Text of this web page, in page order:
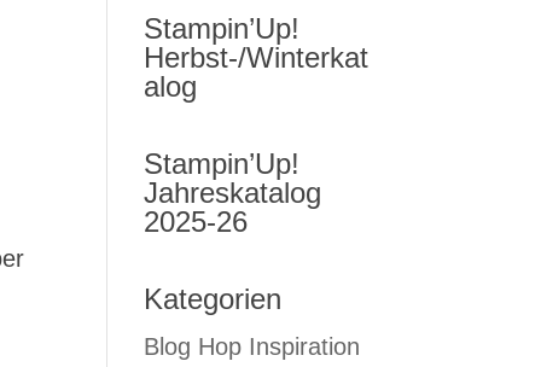
Stampin’Up!
Herbst-/Winterkat
alog
Stampin’Up!
Jahreskatalog
2025-26
Kategorien
Blog Hop Inspiration